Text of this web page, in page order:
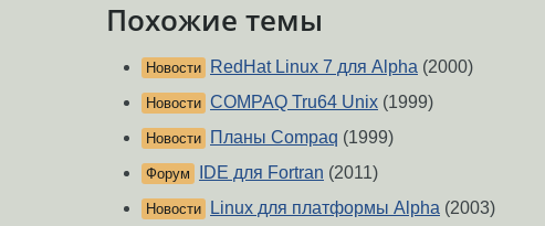
Похожие темы
Новости RedHat Linux 7 для Alpha (2000)
Новости COMPAQ Tru64 Unix (1999)
Новости Планы Compaq (1999)
Форум IDE для Fortran (2011)
Новости Linux для платформы Alpha (2003)